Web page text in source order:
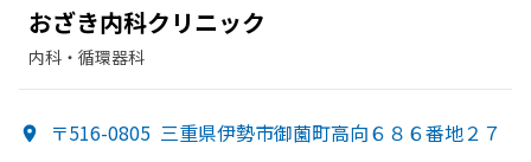
おざき内科クリニック
内科・​循環器科
〒516-0805 三重県伊勢市御薗町高向６８６番地２７